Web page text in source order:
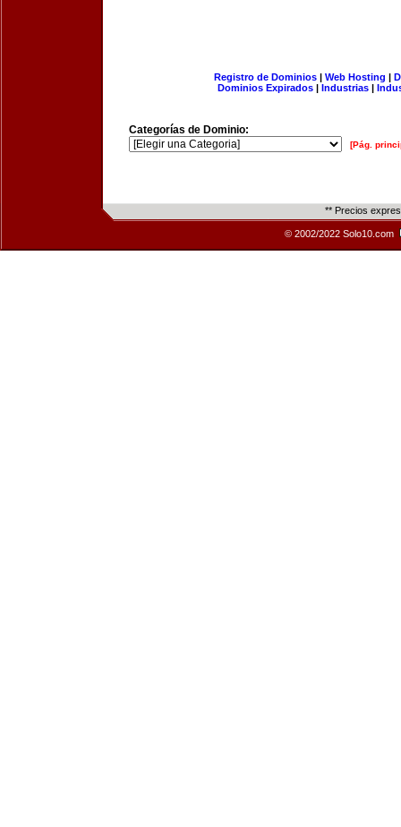
Registro de Dominios| Web Hosting |
Dominios Expirados | Industrias |
Categorías de Dominio:
[Pág.
** Precios
© 2002/2022 Solo10.com